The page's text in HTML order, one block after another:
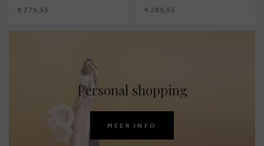
€ 279,95 € 289,95
Personal shopping
MEER INFO